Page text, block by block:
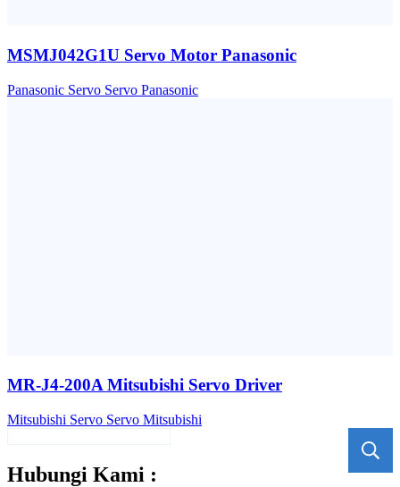
MSMJ042G1U Servo Motor Panasonic
Panasonic Servo Servo Panasonic
MR-J4-200A Mitsubishi Servo Driver
Mitsubishi Servo Servo Mitsubishi
Hubungi Kami :